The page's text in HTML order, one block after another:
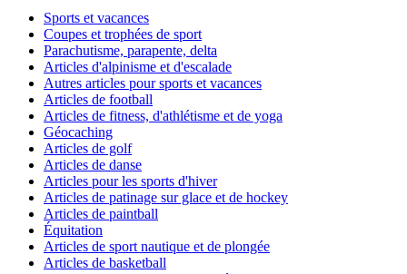
Sports et vacances
Coupes et trophées de sport
Parachutisme, parapente, delta
Articles d'alpinisme et d'escalade
Autres articles pour sports et vacances
Articles de football
Articles de fitness, d'athlétisme et de yoga
Géocaching
Articles de golf
Articles de danse
Articles pour les sports d'hiver
Articles de patinage sur glace et de hockey
Articles de paintball
Équitation
Articles de sport nautique et de plongée
Articles de basketball